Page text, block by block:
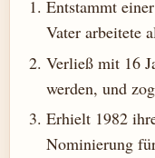
Entstammt
Vater arbeitete
Verließ mit 16
werden, und
Erhielt 1982
Nominierung